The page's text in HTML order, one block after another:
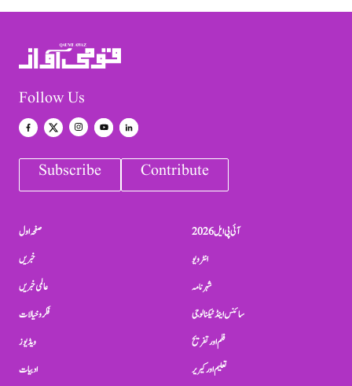
Follow Us
Subscribe Contribute
صفحہ اول
خبریں
عالمی خبریں
فکر و خیالات
ویڈیوز
ادبیات
آئی پی ایل 2026
انٹرویو
شہرنامہ
سائنس اینڈ ٹیکنالوجی
فلم اور تفریح
تعلیم اور کیریر